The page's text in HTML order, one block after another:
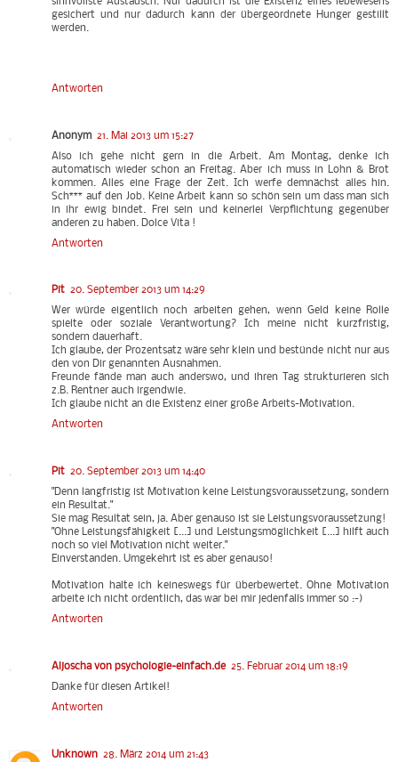
gesichert und nur dadurch kann der übergeordnete Hunger gestillt
werden.
Antworten
Anonym 21. Mai 2013 um 15:27
Also ich gehe nicht gern in die Arbeit. Am Montag, denke ich
automatisch wieder schon an Freitag. Aber ich muss in Lohn & Brot
kommen. Alles eine Frage der Zeit. Ich werfe demnächst alles hin.
Sch*** auf den Job. Keine Arbeit kann so schön sein um dass man sich
in ihr ewig bindet. Frei sein und keinerlei Verpflichtung gegenüber
anderen zu haben. Dolce Vita !
Antworten
Pit 20. September 2013 um 14:29
Wer würde eigentlich noch arbeiten gehen, wenn Geld keine Rolle
spielte oder soziale Verantwortung? Ich meine nicht kurzfristig,
sondern dauerhaft.
Ich glaube, der Prozentsatz wäre sehr klein und bestünde nicht nur aus
den von Dir genannten Ausnahmen.
Freunde fände man auch anderswo, und ihren Tag strukturieren sich
z.B. Rentner auch irgendwie.
Ich glaube nicht an die Existenz einer große Arbeits-Motivation.
Antworten
Pit 20. September 2013 um 14:40
"Denn langfristig ist Motivation keine Leistungsvoraussetzung, sondern
ein Resultat."
Sie mag Resultat sein, ja. Aber genauso ist sie Leistungsvoraussetzung!
"Ohne Leistungsfähigkeit [...] und Leistungsmöglichkeit [...] hilft auch
noch so viel Motivation nicht weiter."
Einverstanden. Umgekehrt ist es aber genauso!
Motivation halte ich keineswegs für überbewertet. Ohne Motivation
arbeite ich nicht ordentlich, das war bei mir jedenfalls immer so :-)
Antworten
Aljoscha von psychologie-einfach.de 25. Februar 2014 um 18:19
Danke für diesen Artikel!
Antworten
Unknown 28. März 2014 um 21:43